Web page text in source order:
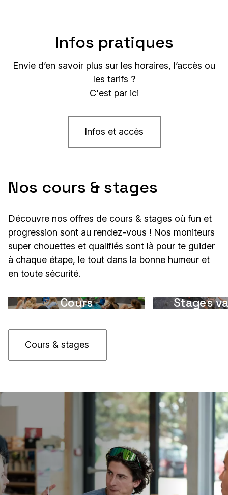
Infos pratiques
Envie d’en savoir plus sur les horaires, l’accès ou
les tarifs ?
C'est par ici
Infos et accès
Nos cours & stages
Découvre nos offres de cours & stages où fun et
progression sont au rendez-vous ! Nos moniteurs
super chouettes et qualifiés sont là pour te guider
à chaque étape, le tout dans la bonne humeur et
en toute sécurité.
Cours Stages
Cours & stages